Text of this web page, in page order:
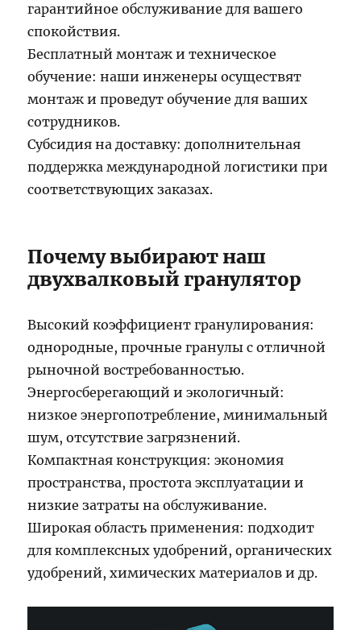
гарантийное обслуживание для вашего
спокойствия.
Бесплатный монтаж и техническое
обучение: наши инженеры осуществят
монтаж и проведут обучение для ваших
сотрудников.
Субсидия на доставку: дополнительная
поддержка международной логистики при
соответствующих заказах.
Почему выбирают наш
двухвалковый гранулятор
Высокий коэффициент гранулирования:
однородные, прочные гранулы с отличной
рыночной востребованностью.
Энергосберегающий и экологичный:
низкое энергопотребление, минимальный
шум, отсутствие загрязнений.
Компактная конструкция: экономия
пространства, простота эксплуатации и
низкие затраты на обслуживание.
Широкая область применения: подходит
для комплексных удобрений, органических
удобрений, химических материалов и др.